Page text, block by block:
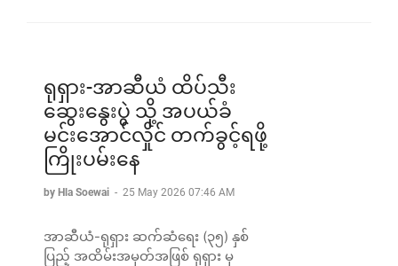
ရုရှား-အာဆီယံ ထိပ်သီး
ဆွေးနွေးပွဲ သို့ အပယ်ခံ
မင်းအောင်လှိုင် တက်ခွင့်ရဖို့
ကြိုးပမ်းနေ
by Hla Soewai - 25 May 2026 07:46 AM
အာဆီယံ-ရုရှား ဆက်ဆံရေး (၃၅) နှစ်
ပြည့် အထိမ်းအမှတ်အဖြစ် ရုရှား မှ